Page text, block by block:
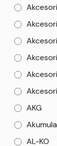
AKG
AL-KO